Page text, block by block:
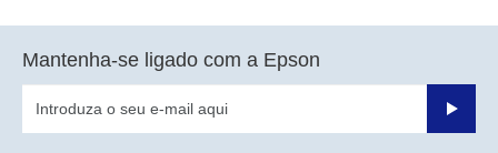
Mantenha-se ligado com a Epson
Enviar